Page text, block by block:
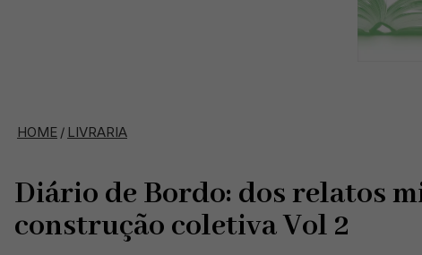
HOME / LIVRARIA
Diário de Bordo: dos relatos
construção coletiva Vol 2